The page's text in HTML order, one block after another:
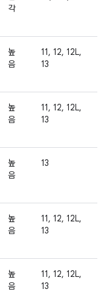
각
높
음
11, 12, 12L,
13
높
음
11, 12, 12L,
13
높
음
13
높
음
11, 12, 12L,
13
높
음
11, 12, 12L,
13